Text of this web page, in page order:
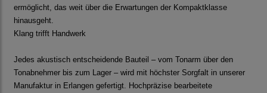
ermöglicht, das weit über die Erwartungen der Kompaktklasse
hinausgeht.
Klang trifft Handwerk
Jedes akustisch entscheidende Bauteil – vom Tonarm über den
Tonabnehmer bis zum Lager – wird mit höchster Sorgfalt in unserer
Manufaktur in Erlangen gefertigt. Hochpräzise bearbeitete